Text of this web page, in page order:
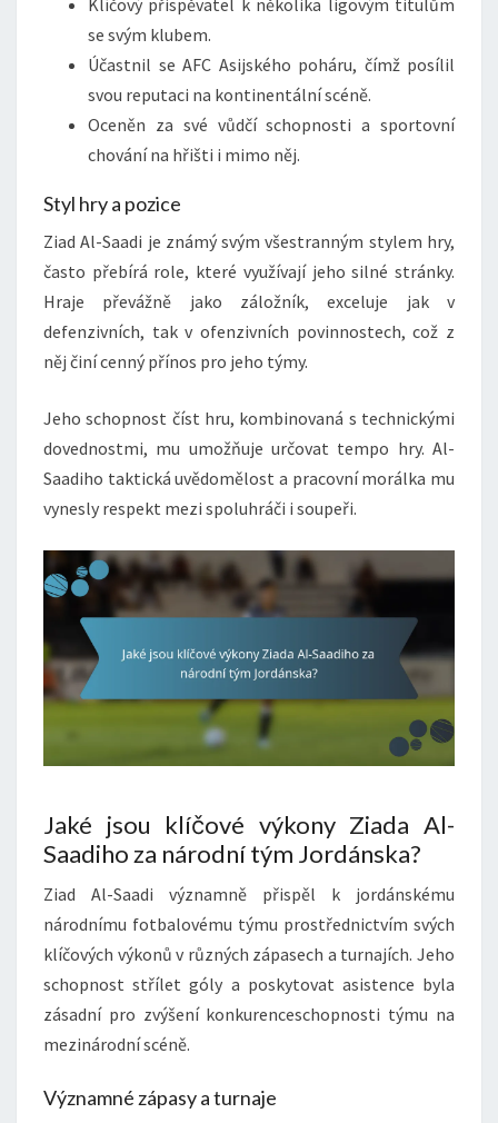
se svým klubem.
Účastnil se AFC Asijského poháru, čímž posílil
svou reputaci na kontinentální scéně.
Oceněn za své vůdčí schopnosti a sportovní
chování na hřišti i mimo něj.
Styl hry a pozice
Ziad Al-Saadi je známý svým všestranným stylem hry,
často přebírá role, které využívají jeho silné stránky.
Hraje převážně jako záložník, exceluje jak v
defenzivních, tak v ofenzivních povinnostech, což z
něj činí cenný přínos pro jeho týmy.
Jeho schopnost číst hru, kombinovaná s technickými
dovednostmi, mu umožňuje určovat tempo hry. Al-
Saadiho taktická uvědomělost a pracovní morálka mu
vynesly respekt mezi spoluhráči i soupeři.
Jaké jsou klíčové výkony Ziada Al-
Saadiho za národní tým Jordánska?
Ziad Al-Saadi významně přispěl k jordánskému
národnímu fotbalovému týmu prostřednictvím svých
klíčových výkonů v různých zápasech a turnajích. Jeho
schopnost střílet góly a poskytovat asistence byla
zásadní pro zvýšení konkurenceschopnosti týmu na
mezinárodní scéně.
Významné zápasy a turnaje